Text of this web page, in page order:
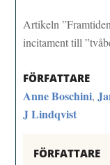
Artikeln
incitament till
FÖRFATTARE
Anne Boschini,
J Lindqvist
FÖRFATTARE